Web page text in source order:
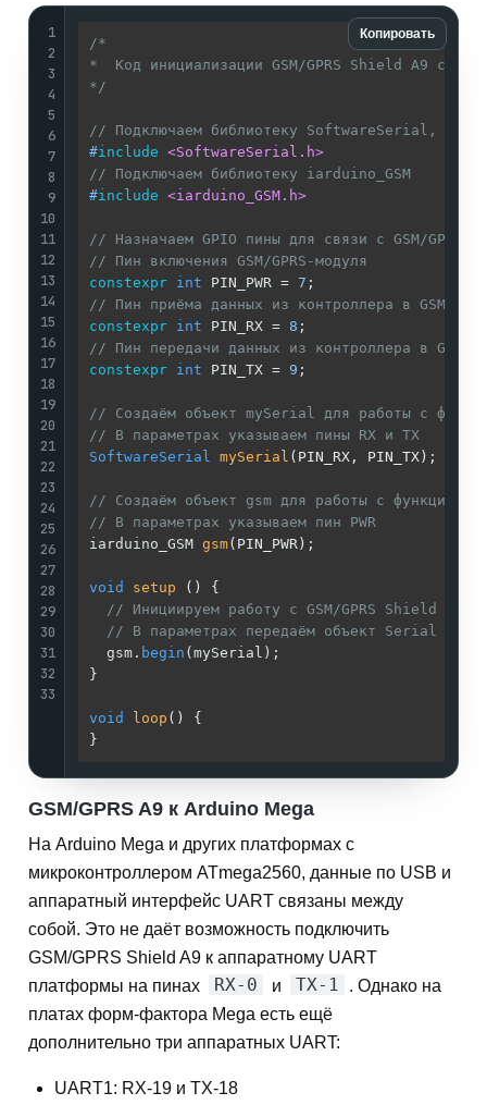
Копировать
1
2
3
4
5
6
7
8
9
10
11
12
13
14
15
16
17
18
19
20
21
22
23
24
25
26
27
28
29
30
31
32
33
/*
*  Код инициализации GSM/GPRS Shield A9 с
*/
// Подключаем библиотеку SoftwareSerial, до
#include <SoftwareSerial.h>
// Подключаем библиотеку iarduino_GSM
#include <iarduino_GSM.h>
// Назначаем GPIO пины для связи с GSM/GPRS
// Пин включения GSM/GPRS-модуля
constexpr int PIN_PWR = 7
// Пин приёма данных из контроллера в GSM/
constexpr int PIN_RX = 8
// Пин передачи данных из контроллера в GSM/
constexpr int PIN_TX = 9 ;
// Создаём объект mySerial для работы с
// В параметрах указываем пины RX и TX
SoftwareSerial mySerial (PIN_RX, PIN_TX) ;
// Создаём объект gsm для работы с функциями
// В параметрах указываем пин PWR
iarduino_GSM gsm(PIN_PWR) ;
void setup ()
{
// Инициируем работу с GSM/GPRS Shield A9
// В параметрах передаём объект Serial к
  gsm.
begin (mySerial);
}
void loop ()
{
GSM/GPRS A9 к Arduino Mega
На Arduino Mega и других платформах с
микроконтроллером ATmega2560, данные по USB и
аппаратный интерфейс UART связаны между
собой. Это не даёт возможность подключить
GSM/GPRS Shield A9 к аппаратному UART
платформы на пинах
RX-0 и TX-1
. Однако на
платах форм-фактора Mega есть ещё
дополнительно три аппаратных UART:
UART1: RX-19 и TX-18